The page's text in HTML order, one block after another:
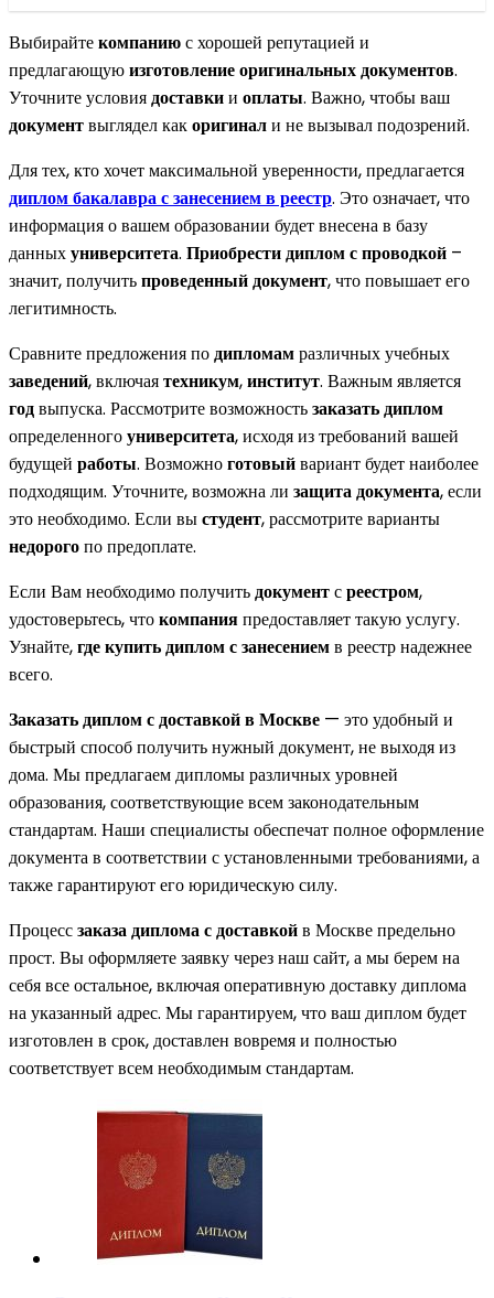
Выбирайтекомпаниюс хорошей репутацией и
предлагающуюизготовлениеоригинальныхдокументов.
Уточните условиядоставкии оплаты. Важно, чтобы ваш
документвыглядел какоригинали не вызывал подозрений.
Для тех, кто хочет максимальной уверенности, предлагается
диплом бакалавра с занесением в реестр. Это означает, что
информация о вашем образовании будет внесена в базу
данныхуниверситета. Приобрести дипломс проводкой –
значит, получитьпроведенныйдокумент, что повышает его
легитимность.
Сравните предложения подипломамразличных учебных
заведений, включаятехникум,институт. Важным является
годвыпуска. Рассмотрите возможностьзаказать диплом
определенногоуниверситета, исходя из требований вашей
будущей работы. Возможноготовыйвариант будет наиболее
подходящим. Уточните, возможна ли защитадокумента, если
это необходимо. Если выстудент, рассмотрите варианты
недорогопо предоплате.
Если Вам необходимо получитьдокументсреестром,
удостоверьтесь, чтокомпанияпредоставляет такую услугу.
Узнайте,где купить дипломс занесениемв реестр надежнее
всего.
Заказать диплом с доставкой в Москве — это удобный и
быстрый способ получить нужный документ, не выходя из
дома. Мы предлагаем дипломы различных уровней
образования, соответствующие всем законодательным
стандартам. Наши специалисты обеспечат полное оформление
документа в соответствии с установленными требованиями, а
также гарантируют его юридическую силу.
Процессзаказа диплома с доставкойв Москве предельно
прост. Вы оформляете заявку через наш сайт, а мы берем на
себя все остальное, включая оперативную доставку диплома
на указанный адрес. Мы гарантируем, что ваш диплом будет
изготовлен в срок, доставлен вовремя и полностью
соответствует всем необходимым стандартам.